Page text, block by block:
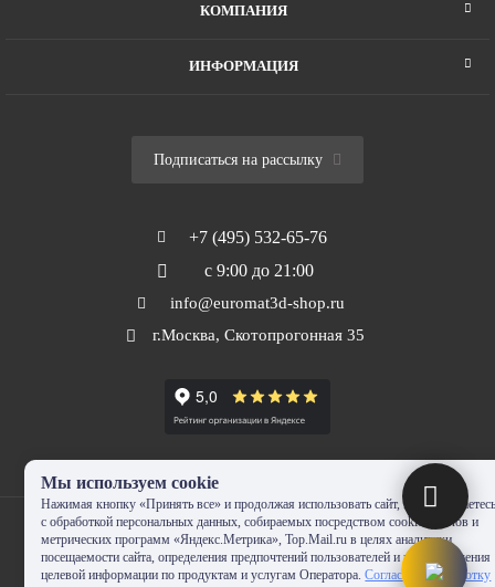
КОМПАНИЯ
ИНФОРМАЦИЯ
Подписаться на рассылку
+7 (495) 532-65-76
с 9:00 до 21:00
info@euromat3d-shop.ru
г.Москва, Скотопрогонная 35
Мы используем cookie
Нажимая кнопку «Принять все» и продолжая использовать сайт, Вы
с обработкой персональных данных, собираемых посредством cookie-файлов и
метрических программ «Яндекс.Метрика», Top.Mail.ru в целях аналитики
посещаемости сайта, определения предпочтений пользователей и предоставления
целевой информации по продуктам и услугам Оператора.Согласие на обработку